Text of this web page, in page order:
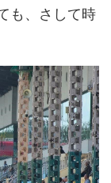
も、さして時